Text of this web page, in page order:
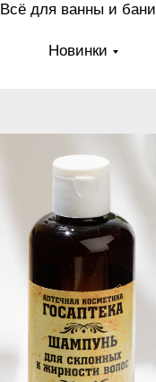
Всё для ванны и бани
Новинки